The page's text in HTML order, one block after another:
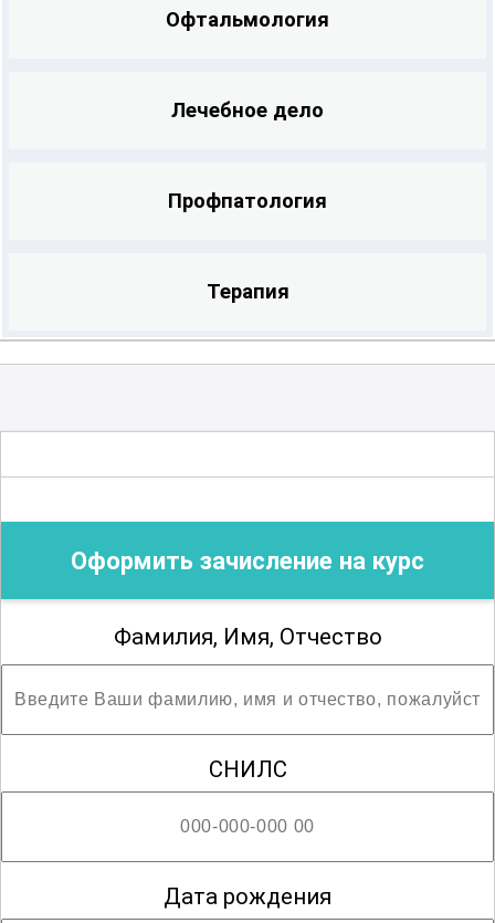
Офтальмология
Лечебное дело
Профпатология
Терапия
Оформить зачисление на курс
Фамилия, Имя, Отчество
СНИЛС
Дата рождения